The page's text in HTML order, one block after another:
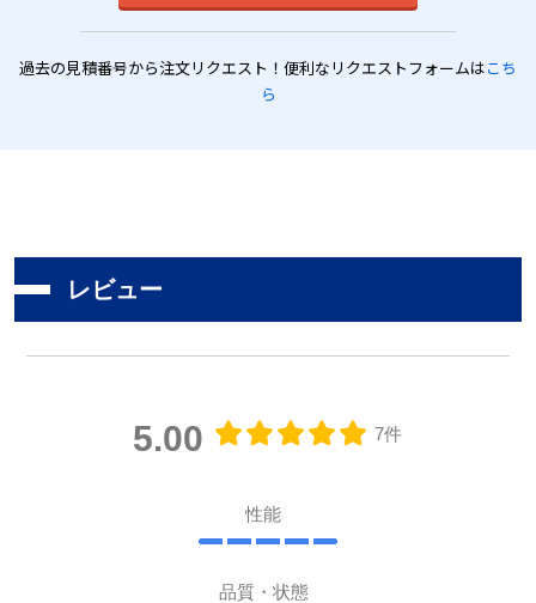
過去の見積番号から注文リクエスト！便利なリクエストフォームはこち
ら
レビュー
5.00 7件
性能
品質・状態